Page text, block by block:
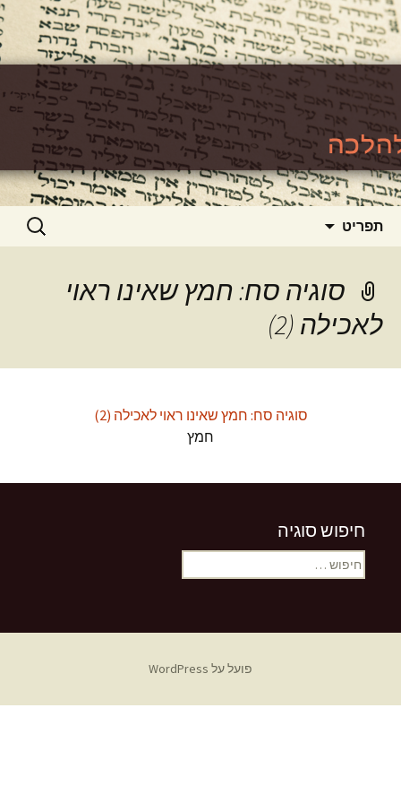
https://www.toralishma.org
האתר ללימוד סוגיות גמרא להלכה
תפריט חיפוש:
סוגיה סח: חמץ שאינו ראוי
לאכילה (2)
סוגיה סח: חמץ שאינו ראוי לאכילה (2)
חמץ
חיפוש סוגיה
חיפוש:
פועל על WordPress